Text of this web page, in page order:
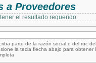
a Proveedores
el resultado requerido.
parte de la razón social o del ruc
la tecla flecha abajo para obtener